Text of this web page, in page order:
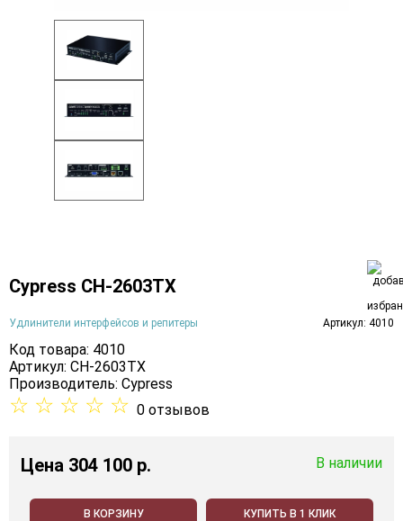
Cypress CH-2603TX
Удлинители интерфейсов и репитеры Артикул: 4010
Код товара: 4010
Артикул: CH-2603TX
Производитель: Cypress
☆ ☆ ☆ ☆ ☆ 0 отзывов
Цена 304 100 p. В наличии
В КОРЗИНУ КУПИТЬ В 1 КЛИК